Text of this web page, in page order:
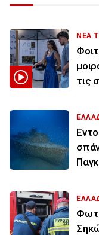
ΝΕΑ
τις